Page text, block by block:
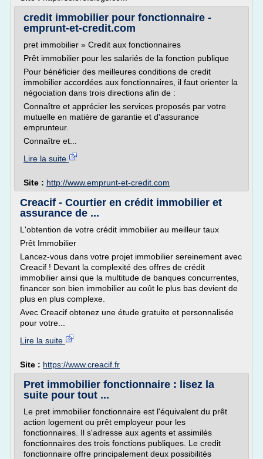
credit immobilier pour fonctionnaire -
emprunt-et-credit.com
pret immobilier » Credit aux fonctionnaires
Prêt immobilier pour les salariés de la fonction publique
Pour bénéficier des meilleures conditions de credit
immobilier accordées aux fonctionnaires, il faut orienter la
négociation dans trois directions afin de :
Connaître et apprécier les services proposés par votre
mutuelle en matière de garantie et d'assurance
emprunteur.
Connaître et...
Lire la suite
Site : http://www.emprunt-et-credit.com
Creacif - Courtier en crédit immobilier et
assurance de ...
L'obtention de votre crédit immobilier au meilleur taux
Prêt Immobilier
Lancez-vous dans votre projet immobilier sereinement avec
Creacif ! Devant la complexité des offres de crédit
immobilier ainsi que la multitude de banques concurrentes,
financer son bien immobilier au coût le plus bas devient de
plus en plus complexe.
Avec Creacif obtenez une étude gratuite et personnalisée
pour votre...
Lire la suite
Site : https://www.creacif.fr
Pret immobilier fonctionnaire : lisez la
suite pour tout ...
Le pret immobilier fonctionnaire est l'équivalent du prêt
action logement ou prêt employeur pour les
fonctionnaires. Il s'adresse aux agents et assimilés
fonctionnaires des trois fonctions publiques. Le credit
fonctionnaire offre principalement deux possibilités